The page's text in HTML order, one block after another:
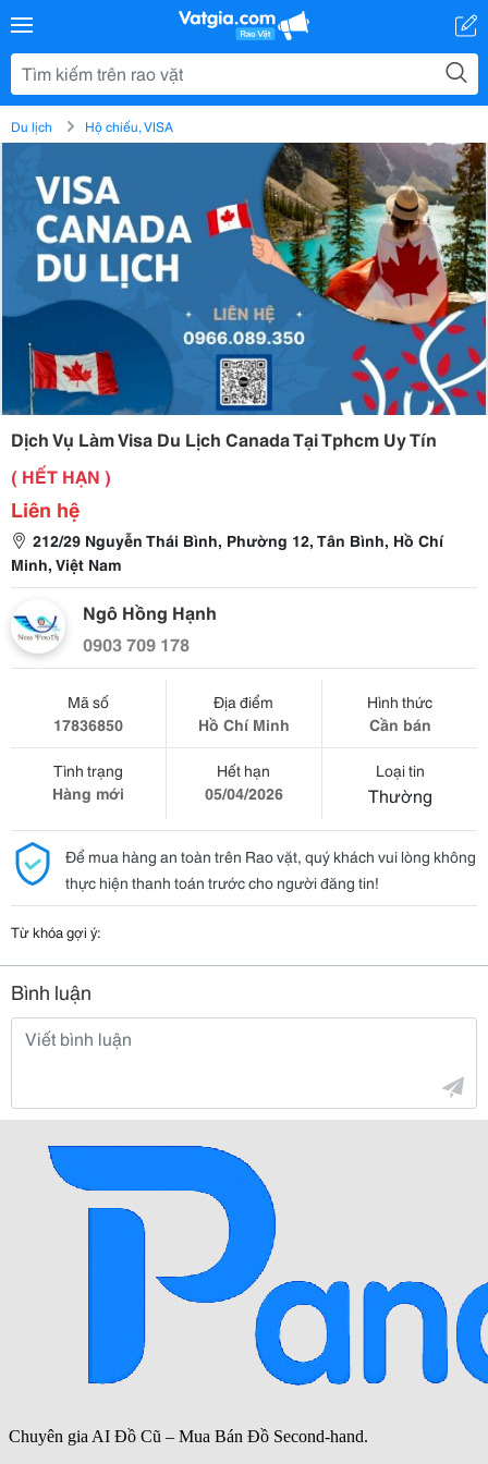
Du lịch Hộ chiếu, VISA
Dịch Vụ Làm Visa Du Lịch Canada Tại Tphcm Uy Tín
( HẾT HẠN )
Liên hệ
212/29 Nguyễn Thái Bình, Phường 12, Tân Bình, Hồ Chí
Minh, Việt Nam
Ngô Hồng Hạnh
0903 709 178
Mã số
17836850
Địa điểm
Hồ Chí Minh
Hình thức
Cần bán
Tình trạng
Hàng mới
Hết hạn
05/04/2026
Loại tin
Thường
Để mua hàng an toàn trên Rao vặt, quý khách vui lòng không
thực hiện thanh toán trước cho người đăng tin!
Từ khóa gợi ý:
Bình luận